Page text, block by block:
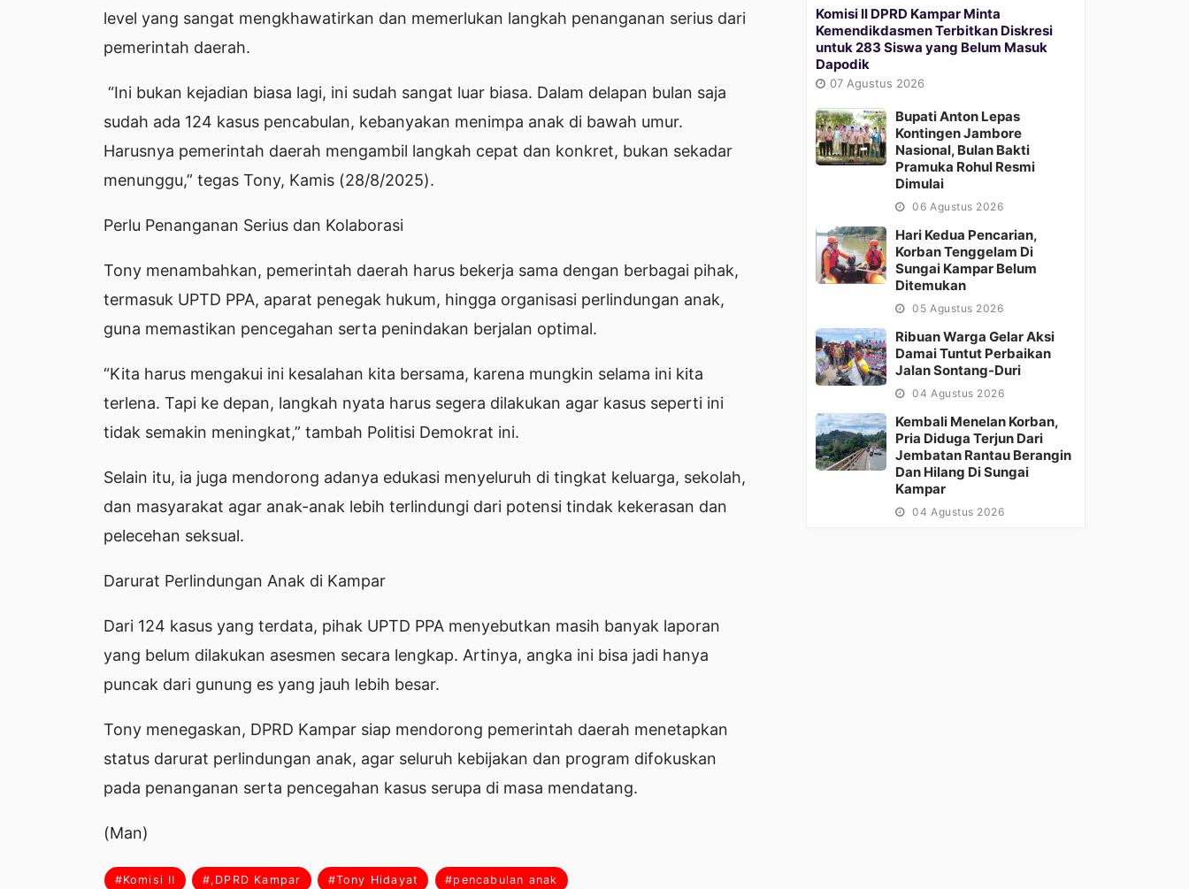
level yang sangat mengkhawatirkan dan memerlukan langkah penanganan serius dari
pemerintah daerah.
“Ini bukan kejadian biasa lagi, ini sudah sangat luar biasa. Dalam delapan bulan saja
sudah ada 124 kasus pencabulan, kebanyakan menimpa anak di bawah umur.
Harusnya pemerintah daerah mengambil langkah cepat dan konkret, bukan sekadar
menunggu,” tegas Tony, Kamis (28/8/2025).
Perlu Penanganan Serius dan Kolaborasi
Tony menambahkan, pemerintah daerah harus bekerja sama dengan berbagai pihak,
termasuk UPTD PPA, aparat penegak hukum, hingga organisasi perlindungan anak,
guna memastikan pencegahan serta penindakan berjalan optimal.
“Kita harus mengakui ini kesalahan kita bersama, karena mungkin selama ini kita
terlena. Tapi ke depan, langkah nyata harus segera dilakukan agar kasus seperti ini
tidak semakin meningkat,” tambah Politisi Demokrat ini.
Selain itu, ia juga mendorong adanya edukasi menyeluruh di tingkat keluarga, sekolah,
dan masyarakat agar anak-anak lebih terlindungi dari potensi tindak kekerasan dan
pelecehan seksual.
Darurat Perlindungan Anak di Kampar
Dari 124 kasus yang terdata, pihak UPTD PPA menyebutkan masih banyak laporan
yang belum dilakukan asesmen secara lengkap. Artinya, angka ini bisa jadi hanya
puncak dari gunung es yang jauh lebih besar.
Tony menegaskan, DPRD Kampar siap mendorong pemerintah daerah menetapkan
status darurat perlindungan anak, agar seluruh kebijakan dan program difokuskan
pada penanganan serta pencegahan kasus serupa di masa mendatang.
(Man)
#Komisi II #,DPRD Kampar #Tony Hidayat #pencabulan anak
Komisi II DPRD Kampar Minta
Kemendikdasmen Terbitkan Diskresi
untuk 283 Siswa yang Belum Masuk
Dapodik
07 Agustus 2026
Bupati Anton Lepas
Kontingen Jambore
Nasional, Bulan Bakti
Pramuka Rohul Resmi
Dimulai
06 Agustus 2026
Hari Kedua Pencarian,
Korban Tenggelam Di
Sungai Kampar Belum
Ditemukan
05 Agustus 2026
Ribuan Warga Gelar Aksi
Damai Tuntut Perbaikan
Jalan Sontang-Duri
04 Agustus 2026
Kembali Menelan Korban,
Pria Diduga Terjun Dari
Jembatan Rantau Berangin
Dan Hilang Di Sungai
Kampar
04 Agustus 2026